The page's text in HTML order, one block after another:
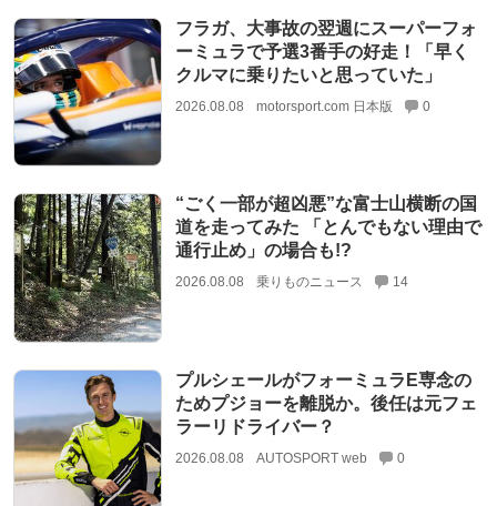
フラガ、大事故の翌週にスーパーフォ
ーミュラで予選3番手の好走！「早く
クルマに乗りたいと思っていた」
2026.08.08 motorsport.com 日本版 0
“ごく一部が超凶悪”な富士山横断の国
道を走ってみた 「とんでもない理由で
通行止め」の場合も!?
2026.08.08 乗りものニュース 14
プルシェールがフォーミュラE専念の
ためプジョーを離脱か。後任は元フェ
ラーリドライバー？
2026.08.08 AUTOSPORT web 0